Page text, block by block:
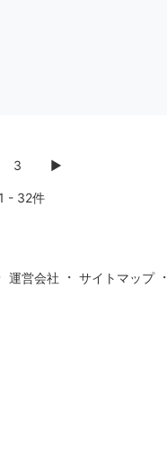
3 ▶
- 32件
運営会社 ・ サイトマップ・